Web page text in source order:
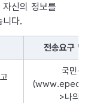
신의 정보를
다.
낸 표로 구분, 전송
전송요구 및
국민신
>나의